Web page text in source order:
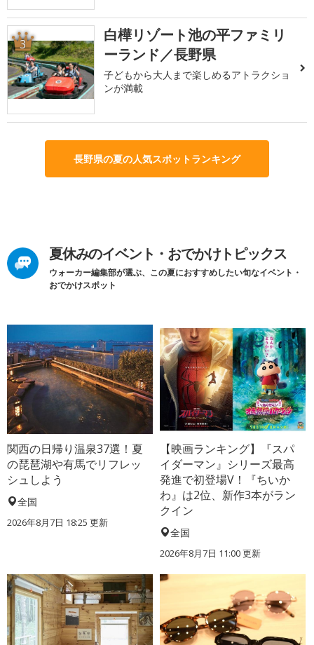
3
白樺リゾート池の平ファミリ
ーランド／長野県
子どもから大人まで楽しめるアトラクショ
ンが満載
長野県の夏の人気スポットランキング
夏休みのイベント・おでかけトピックス
ウォーカー編集部が選ぶ、この夏におすすめしたい旬なイベント・
おでかけスポット
関西の日帰り温泉37選！夏
の琵琶湖や有馬でリフレッ
シュしよう
全国
2026年8月7日 18:25 更新
【映画ランキング】『スパ
イダーマン』シリーズ最高
発進で初登場V！『ちいか
わ』は2位、新作3本がラン
クイン
全国
2026年8月7日 11:00更新